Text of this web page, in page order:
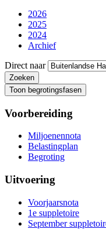
2026
2025
2024
Archief
Direct naar
Toon begrotingsfasen
Voorbereiding
Miljoenennota
Belastingplan
Begroting
Uitvoering
Voorjaarsnota
1e suppletoire
September